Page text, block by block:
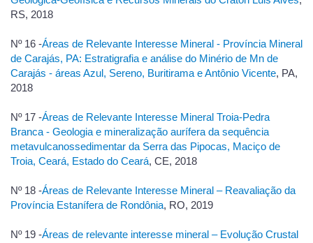
RS, 2018
Nº 16 -Áreas de Relevante Interesse Mineral - Província Mineral
de Carajás, PA: Estratigrafia e análise do Minério de Mn de
Carajás - áreas Azul, Sereno, Buritirama e Antônio Vicente, PA,
2018
Nº 17 -Áreas de Relevante Interesse Mineral Troia-Pedra
Branca - Geologia e mineralização aurífera da sequência
metavulcanossedimentar da Serra das Pipocas, Maciço de
Troia, Ceará, Estado do Ceará, CE, 2018
Nº 18 -Áreas de Relevante Interesse Mineral – Reavaliação da
Província Estanífera de Rondônia, RO, 2019
Nº 19 -Áreas de relevante interesse mineral – Evolução Crustal